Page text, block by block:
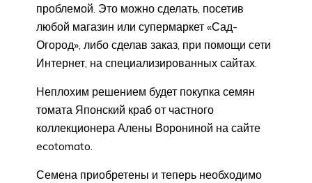
проблемой. Это можно сделать, посетив
любой магазин или супермаркет «Сад-
Огород», либо сделав заказ, при помощи сети
Интернет, на специализированных сайтах.
Неплохим решением будет покупка семян
томата Японский краб от частного
коллекционера Алены Ворониной на сайте
ecotomato.
Семена приобретены и теперь необходимо